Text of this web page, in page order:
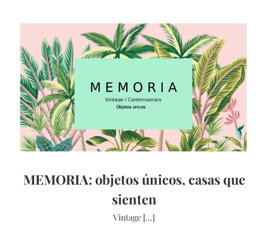
MEMORIA: objetos únicos, casas que
sienten
Vintage [...]